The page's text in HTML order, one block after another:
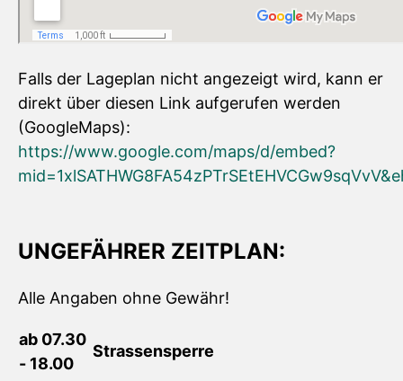
Falls der Lageplan nicht angezeigt wird, kann er
direkt über diesen Link aufgerufen werden
(GoogleMaps):
https://www.google.com/maps/d/embed?
UNGEFÄHRER ZEITPLAN:
Alle Angaben ohne Gewähr!
ab 07.30
- 18.00
Strassensperre